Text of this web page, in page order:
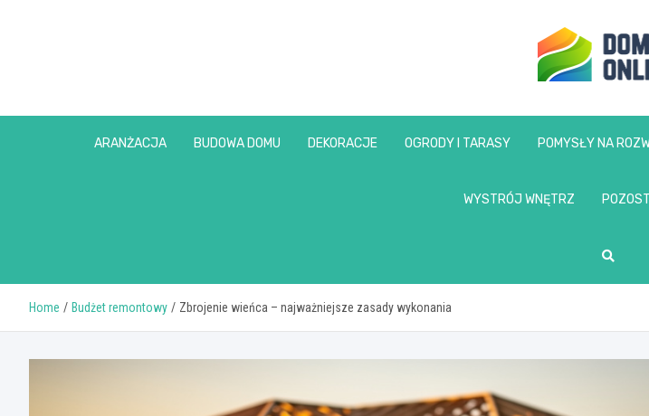
ARANŻACJA BUDOWA DOMU DEKORACJE OGRODY I TARASY POMYSŁY NA
WYSTRÓJ WNĘTRZ
Home Budżet remontowy Zbrojenie wieńca – najważniejsze zasady wykonania